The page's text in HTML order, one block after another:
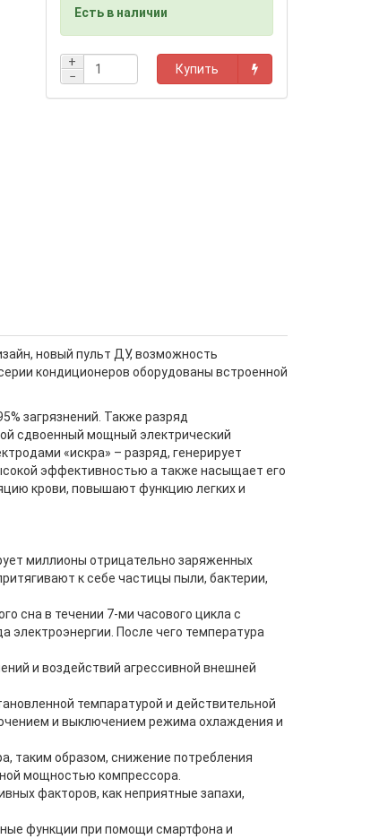
Есть в наличии
+
−
Купить
новый пульт ДУ, возможность
кондиционеров оборудованы встроенной
загрязнений. Также разряд
сдвоенный мощный электрический
«искра» – разряд, генерирует
эффективностью а также насыщает его
крови, повышают функцию легких и
миллионы отрицательно заряженных
к себе частицы пыли, бактерии,
сна в течении 7-ми часового цикла с
электроэнергии. После чего температура
и воздействий агрессивной внешней
темпаратурой и действительной
и выключением режима охлаждения и
таким образом, снижение потребления
мощностью компрессора.
факторов, как неприятные запахи,
функции при помощи смартфона и